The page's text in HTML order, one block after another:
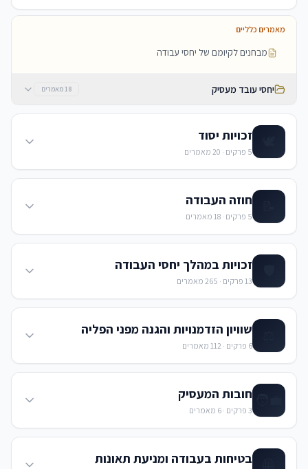
מאמרים כלליים
מבחנים לקיומם של יחסי עבודה
יחסי עובד מעסיק 18מאמרים
זכויות יסוד
5 פרקים · 20 מאמרים
חוזה העבודה
5 פרקים · 18 מאמרים
זכויות במהלך יחסי העבודה
13 פרקים · 265 מאמרים
שוויון הזדמנויות והגנה מפני הפליה
6 פרקים · 112 מאמרים
חובות המעסיק
3 פרקים · 6 מאמרים
בטיחות בעבודה ומניעת תאונות